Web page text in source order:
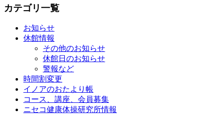
カテゴリ一覧
お知らせ
休館情報
その他のお知らせ
休館日のお知らせ
警報など
時間割変更
イノアのおたより帳
コース、講座、会員募集
ニセコ健康体操研究所情報